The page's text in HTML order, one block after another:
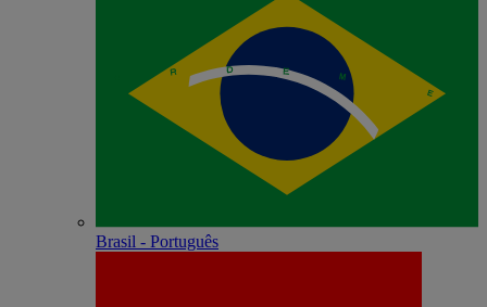
Brasil - Português